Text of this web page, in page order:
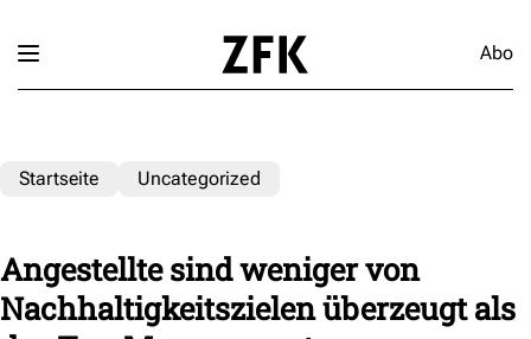
Abo
Startseite Uncategorized
Angestellte sind weniger von
Nachhaltigkeitszielen überzeugt als